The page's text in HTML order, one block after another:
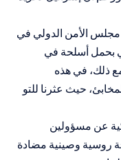
1701 الصادر عن مجلس الأمن الدولي في
بحمل أسلحة في
ذلك، في هذه
حيث عثرنا للتو
عن مسؤولين
روسية وصينية مضادة